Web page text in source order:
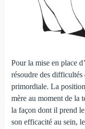
Pour la mise en place
résoudre des difficultés
primordiale. La position
mère au moment de la
la façon dont il prend
son efficacité au sein,